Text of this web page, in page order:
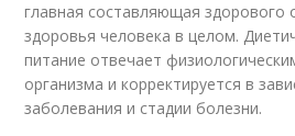
главная составляющая здорового
здоровья человека в целом.
питание отвечает
организма и корректируется в
заболевания и стадии болезни.